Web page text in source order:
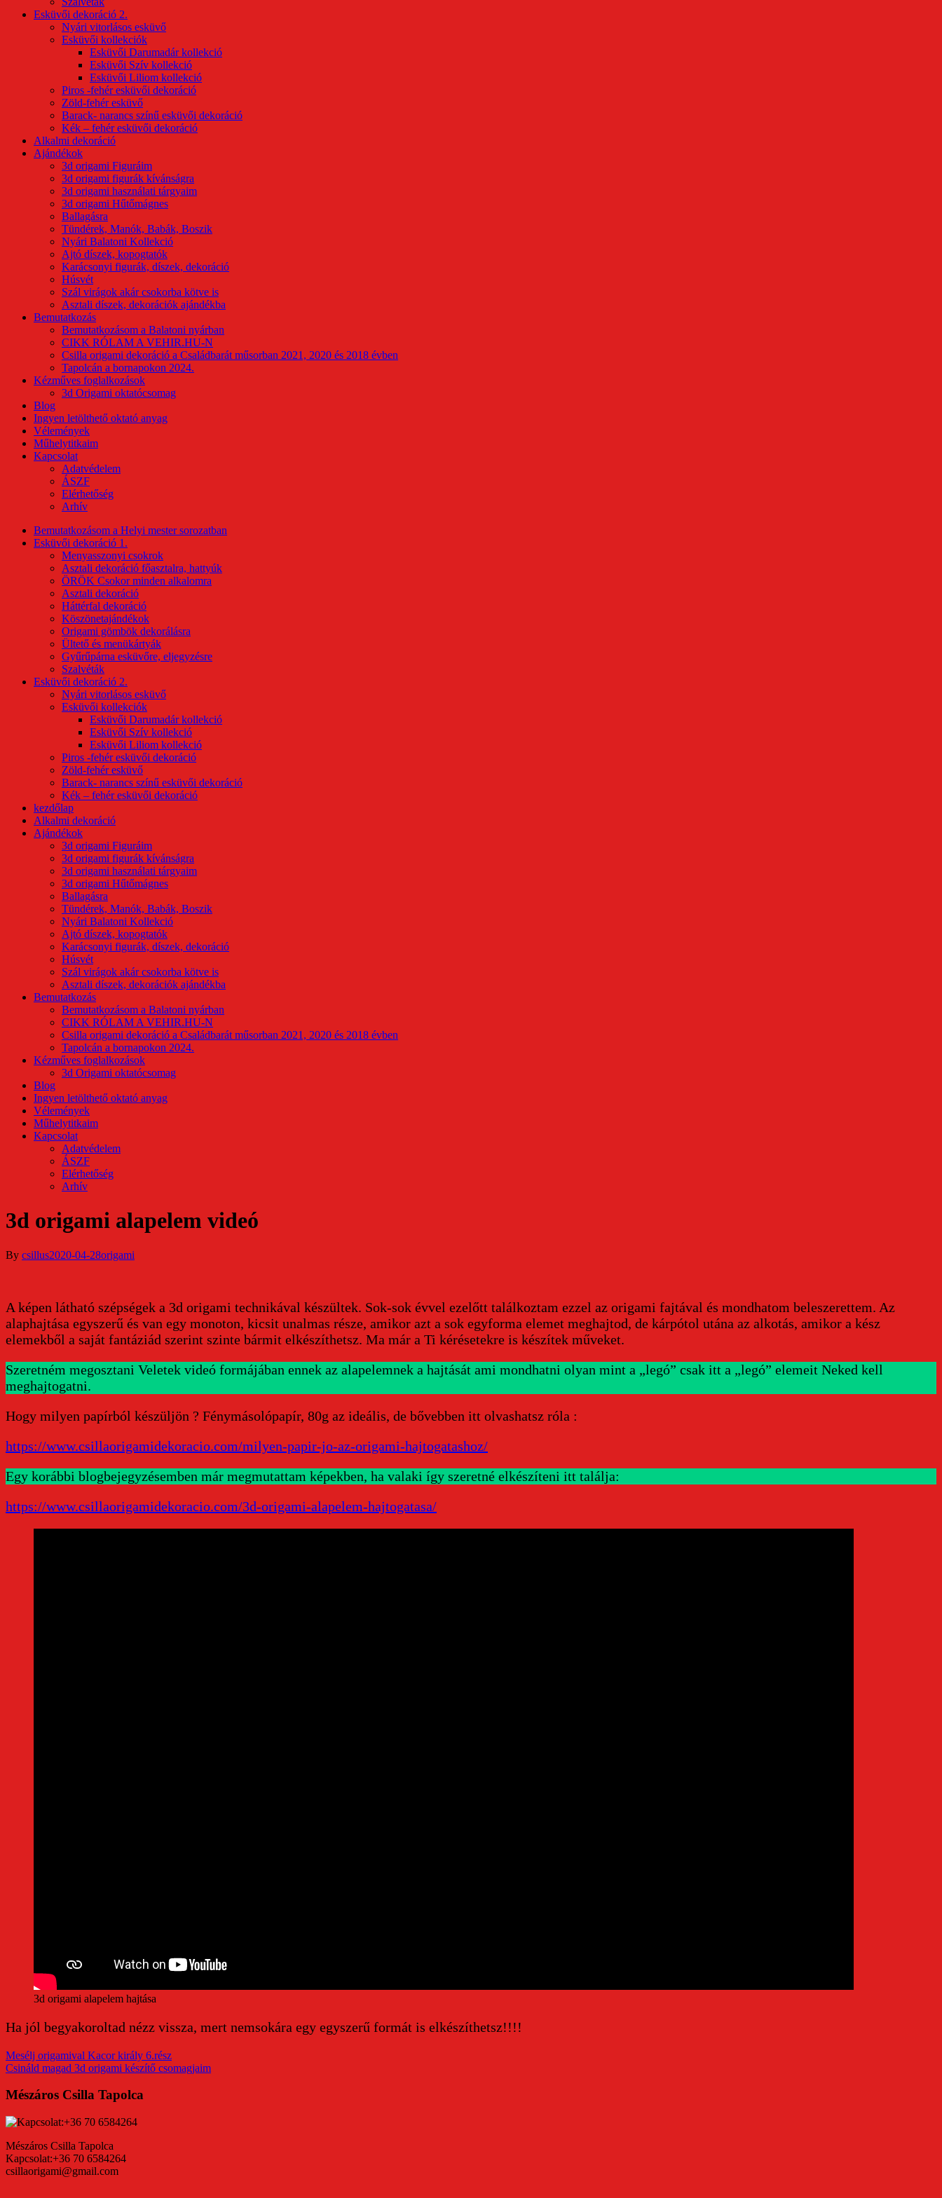
Esküvői dekoráció 2.
Nyári vitorlásos esküvő
Esküvői kollekciók
Esküvői Darumadár kollekció
Esküvői Szív kollekció
Esküvői Liliom kollekció
Piros -fehér esküvői dekoráció
Zöld-fehér esküvő
Barack- narancs színű esküvői dekoráció
Kék – fehér esküvői dekoráció
Alkalmi dekoráció
Ajándékok
3d origami Figuráim
3d origami figurák kívánságra
3d origami használati tárgyaim
3d origami Hűtőmágnes
Ballagásra
Tündérek, Manók, Babák, Boszik
Nyári Balatoni Kollekció
Ajtó díszek, kopogtatók
Karácsonyi figurák, díszek, dekoráció
Húsvét
Szál virágok akár csokorba kötve is
Asztali díszek, dekorációk ajándékba
Bemutatkozás
Bemutatkozásom a Balatoni nyárban
CIKK RÓLAM A VEHIR.HU-N
Csilla origami dekoráció a Családbarát műsorban 2021, 2020 és 2018 évben
Tapolcán a bornapokon 2024.
Kézműves foglalkozások
3d Origami oktatócsomag
Blog
Ingyen letölthető oktató anyag
Vélemények
Műhelytitkaim
Kapcsolat
Adatvédelem
ÁSZF
Elérhetőség
Arhív
Bemutatkozásom a Helyi mester sorozatban
Esküvői dekoráció 1.
Menyasszonyi csokrok
Asztali dekoráció főasztalra, hattyúk
ÖRÖK Csokor minden alkalomra
Asztali dekoráció
Háttérfal dekoráció
Köszönetajándékok
Origami gömbök dekorálásra
Ültető és menükártyák
Gyűrűpárna esküvőre, eljegyzésre
Szalvéták
Esküvői dekoráció 2.
Nyári vitorlásos esküvő
Esküvői kollekciók
Esküvői Darumadár kollekció
Esküvői Szív kollekció
Esküvői Liliom kollekció
Piros -fehér esküvői dekoráció
Zöld-fehér esküvő
Barack- narancs színű esküvői dekoráció
Kék – fehér esküvői dekoráció
kezdőlap
Alkalmi dekoráció
Ajándékok
3d origami Figuráim
3d origami figurák kívánságra
3d origami használati tárgyaim
3d origami Hűtőmágnes
Ballagásra
Tündérek, Manók, Babák, Boszik
Nyári Balatoni Kollekció
Ajtó díszek, kopogtatók
Karácsonyi figurák, díszek, dekoráció
Húsvét
Szál virágok akár csokorba kötve is
Asztali díszek, dekorációk ajándékba
Bemutatkozás
Bemutatkozásom a Balatoni nyárban
CIKK RÓLAM A VEHIR.HU-N
Csilla origami dekoráció a Családbarát műsorban 2021, 2020 és 2018 évben
Tapolcán a bornapokon 2024.
Kézműves foglalkozások
3d Origami oktatócsomag
Blog
Ingyen letölthető oktató anyag
Vélemények
Műhelytitkaim
Kapcsolat
Adatvédelem
ÁSZF
Elérhetőség
Arhív
3d origami alapelem videó
By csillus2020-04-28origami
A képen látható szépségek a 3d origami technikával készültek. Sok-sok évvel ezelőtt találkoztam ezzel az origami fajtával és mondhatom beleszerettem. Az
alaphajtása egyszerű és van egy monoton, kicsit unalmas része, amikor azt a sok egyforma elemet meghajtod, de kárpótol utána az alkotás, amikor a kész
elemekből a saját fantáziád szerint szinte bármit elkészíthetsz. Ma már a Ti kérésetekre is készítek műveket.
Szeretném megosztani Veletek videó formájában ennek az alapelemnek a hajtását ami mondhatni olyan mint a „legó” csak itt a „legó” elemeit Neked kell
meghajtogatni.
Hogy milyen papírból készüljön ? Fénymásolópapír, 80g az ideális, de bővebben itt olvashatsz róla :
https://www.csillaorigamidekoracio.com/milyen-papir-jo-az-origami-hajtogatashoz/
Egy korábbi blogbejegyzésemben már megmutattam képekben, ha valaki így szeretné elkészíteni itt találja:
https://www.csillaorigamidekoracio.com/3d-origami-alapelem-hajtogatasa/
3d origami alapelem hajtása
Ha jól begyakoroltad nézz vissza, mert nemsokára egy egyszerű formát is elkészíthetsz!!!!
Mesélj origamival Kacor király 6.rész
Csináld magad 3d origami készítő csomagjaim
Mészáros Csilla Tapolca
Mészáros Csilla Tapolca
Kapcsolat:+36 70 6584264
csillaorigami@gmail.com